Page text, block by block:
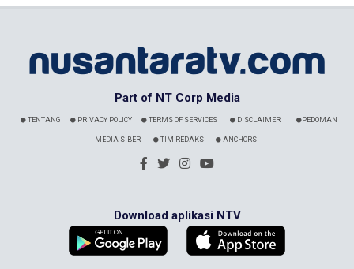
Part of NT Corp Media
TENTANG PRIVACY POLICY TERMS OF SERVICES DISCLAIMER PEDOMAN
MEDIA SIBER TIM REDAKSI ANCHORS
Download aplikasi NTV